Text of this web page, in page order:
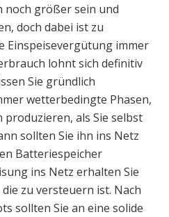
noch größer sein und
doch dabei ist zu
Einspeisevergütung immer
lohnt sich definitiv
Sie gründlich
wetterbedingte Phasen,
produzieren, als Sie selbst
sollten Sie ihn ins Netz
Batteriespeicher
ins Netz erhalten Sie
zu versteuern ist. Nach
sollten Sie an eine solide